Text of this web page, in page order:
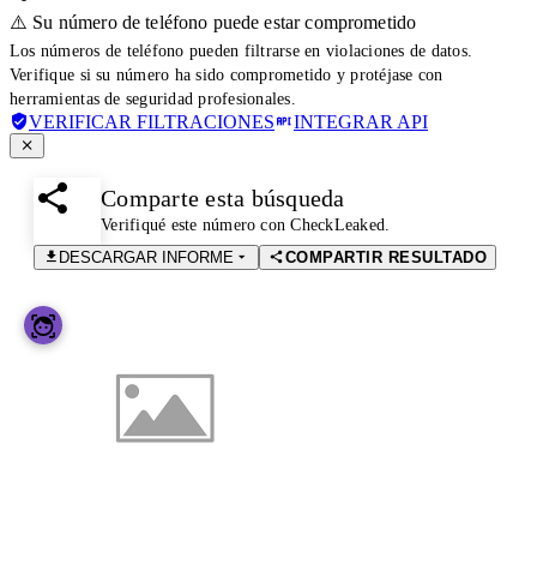
⚠️ Su número de teléfono puede estar comprometido
Los números de teléfono pueden filtrarse en violaciones de datos.
Verifique si su número ha sido comprometido y protéjase con
herramientas de seguridad profesionales.
VERIFICAR FILTRACIONES INTEGRAR API
Comparte esta búsqueda
Verifiqué este número con CheckLeaked.
DESCARGAR INFORME
COMPARTIR RESULTADO